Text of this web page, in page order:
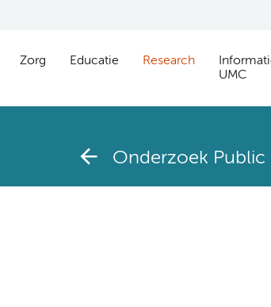
Zorg Educatie Research
UMC
Onderzoek